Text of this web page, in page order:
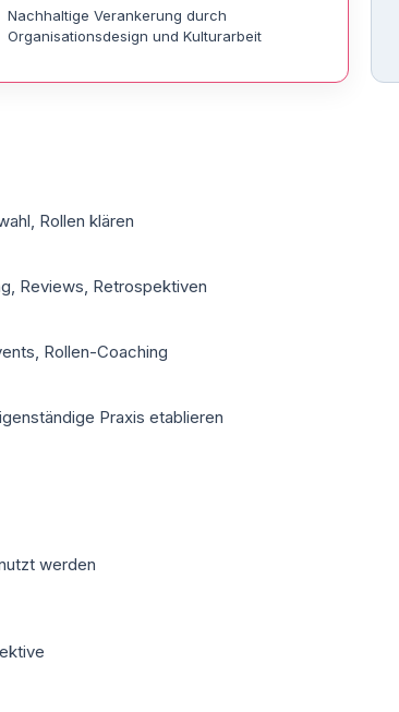
Nachhaltige Verankerung durch
Organisationsdesign und Kultur­arbeit
Rollen klären
Reviews, Retrospektiven
Rollen-Coaching
Praxis etablieren
werden